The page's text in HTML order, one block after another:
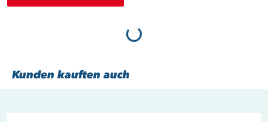
Loading...
Kunden kauften auch